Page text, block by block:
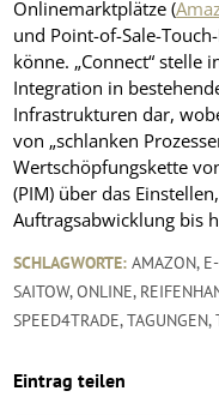
Onlinemarktplätze (
und Point-of-Sale-
könne. „Connect“ stelle
Integration in
Infrastrukturen dar,
von „schlanken
Wertschöpfungskette
(PIM) über das
Auftragsabwicklung bis
SCHLAGWORTE: AMAZON,
SAITOW,ONLINE,
SPEED4TRADE,TAGUNGEN,
Eintrag teilen